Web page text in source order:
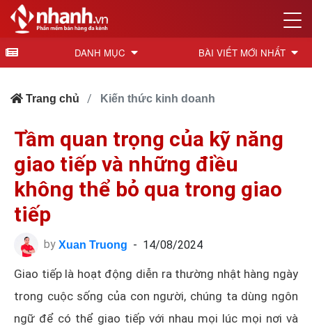
DANH MỤC BÀI VIẾT MỚI NHẤT
Trang chủ Kiến thức kinh doanh
Tầm quan trọng của kỹ năng
giao tiếp và những điều
không thể bỏ qua trong giao
tiếp
by Xuan Truong - 14/08/2024
Giao tiếp là hoạt động diễn ra thường nhật hàng ngày
trong cuộc sống của con người, chúng ta dùng ngôn
ngữ để có thể giao tiếp với nhau mọi lúc mọi nơi và